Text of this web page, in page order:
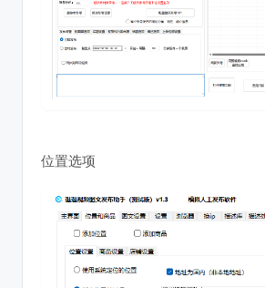
位置选项